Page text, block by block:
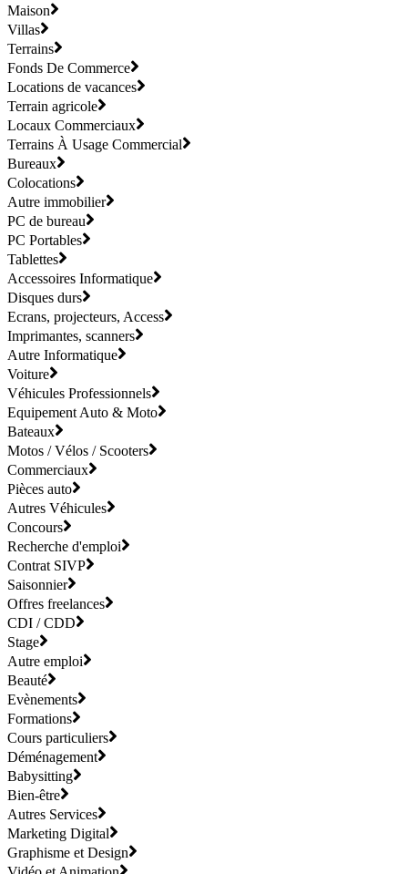
Maison
Villas
Terrains
Fonds De Commerce
Locations de vacances
Terrain agricole
Locaux Commerciaux
Terrains À Usage Commercial
Bureaux
Colocations
Autre immobilier
PC de bureau
PC Portables
Tablettes
Accessoires Informatique
Disques durs
Ecrans, projecteurs, Access
Imprimantes, scanners
Autre Informatique
Voiture
Véhicules Professionnels
Equipement Auto & Moto
Bateaux
Motos / Vélos / Scooters
Commerciaux
Pièces auto
Autres Véhicules
Concours
Recherche d'emploi
Contrat SIVP
Saisonnier
Offres freelances
CDI / CDD
Stage
Autre emploi
Beauté
Evènements
Formations
Cours particuliers
Déménagement
Babysitting
Bien-être
Autres Services
Marketing Digital
Graphisme et Design